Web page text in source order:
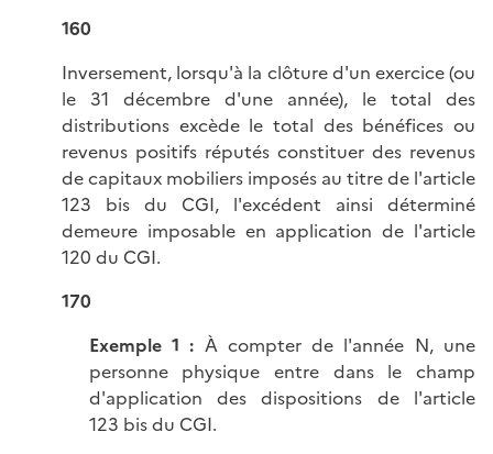
160
Inversement, lorsqu'à la clôture d'un exercice (ou
le 31 décembre d'une année), le total des
distributions excède le total des bénéfices ou
revenus positifs réputés constituer des revenus
de capitaux mobiliers imposés au titre de l'article
123 bis du CGI, l'excédent ainsi déterminé
demeure imposable en application de l'article
120 du CGI.
170
Exemple 1 : À compter de l'année N, une
personne physique entre dans le champ
d'application des dispositions de l'article
123 bis du CGI.